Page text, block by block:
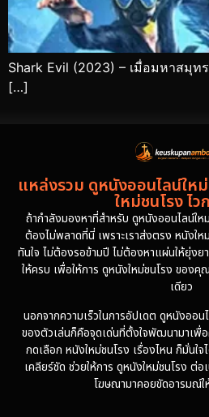
Shark Evil (2023) – เมื่อมหาสมุท
[…]
แหล่งรวม ดูหนังออนไลน์ให
ใหม่ชนโรง ไว
ถ้ากำลังมองหาที่สำหรับ ดูหนังออนไลน์ให
ต้องไม่พลาดที่นี่ เพราะเราส่งตรง หนังใ
ทันใจ ไม่ต้องรอข้ามปี ไม่ต้องหาแผ่นให้ยุ่งย
ให้ครบ เพื่อให้การ ดูหนังใหม่ชนโรง ของ
เดียว
นอกจากความเร็วในการอัปเดต ดูหนังออ
ของตัวเล่นก็คือจุดเด่นที่ตั้งใจพัฒนามาเพื่
กดเลือก หนังใหม่ชนโรง เรื่องไหน ก็มั่นใ
เคลียร์ชัด ช่วยให้การ ดูหนังใหม่ชนโรง ต่
โฆษณามาคอยขัดอารมณ์ใ